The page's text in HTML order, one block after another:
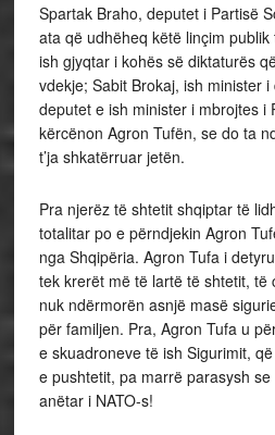
Spartak Braho, deputet i Partisë
ata që udhëheq këtë linçim
ish gjyqtar i kohës së diktaturës
vdekje; Sabit Brokaj, ish minister
deputet e ish minister i mbrojtes i
kërcënon Agron Tufën, se do ta
t’ja shkatërruar jetën.
Pra njerëz të shtetit shqiptar të
totalitar po e përndjekin Agron
nga Shqipëria. Agron Tufa i
tek krerët më të lartë të shtetit, të
nuk ndërmorën asnjë masë
për familjen. Pra, Agron Tufa u
e skuadroneve të ish Sigurimit,
e pushtetit, pa marrë parasysh
anëtar i NATO-s!